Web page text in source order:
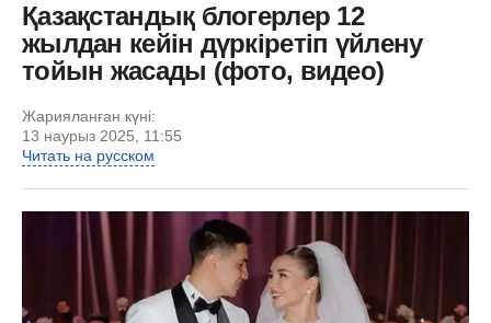
Қазақстандық блогерлер 12
жылдан кейін дүркіретіп үйлену
тойын жасады (фото, видео)
Жарияланған күні:
13 наурыз 2025, 11:55
Читать на русском